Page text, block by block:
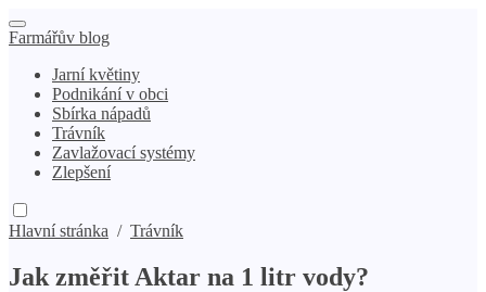
Farmářův blog
Jarní květiny
Podnikání v obci
Sbírka nápadů
Trávník
Zavlažovací systémy
Zlepšení
Hlavní stránka / Trávník
Jak změřit Aktar na 1 litr vody?